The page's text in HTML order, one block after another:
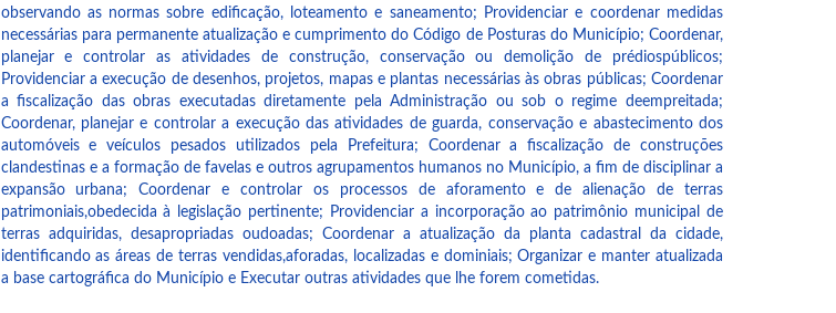
observando as normas sobre edificação, loteamento e saneamento; Providenciar e coordenar medidas
necessárias para permanente atualização e cumprimento do Código de Posturas do Município; Coordenar,
planejar e controlar as atividades de construção, conservação ou demolição de prédiospúblicos;
Providenciar a execução de desenhos, projetos, mapas e plantas necessárias às obras públicas; Coordenar
a fiscalização das obras executadas diretamente pela Administração ou sob o regime deempreitada;
Coordenar, planejar e controlar a execução das atividades de guarda, conservação e abastecimento dos
automóveis e veículos pesados utilizados pela Prefeitura; Coordenar a fiscalização de construções
clandestinas e a formação de favelas e outros agrupamentos humanos no Município, a fim de disciplinar a
expansão urbana; Coordenar e controlar os processos de aforamento e de alienação de terras
patrimoniais,obedecida à legislação pertinente; Providenciar a incorporação ao patrimônio municipal de
terras adquiridas, desapropriadas oudoadas; Coordenar a atualização da planta cadastral da cidade,
identificando as áreas de terras vendidas,aforadas, localizadas e dominiais; Organizar e manter atualizada
a base cartográfica do Município e Executar outras atividades que lhe forem cometidas.